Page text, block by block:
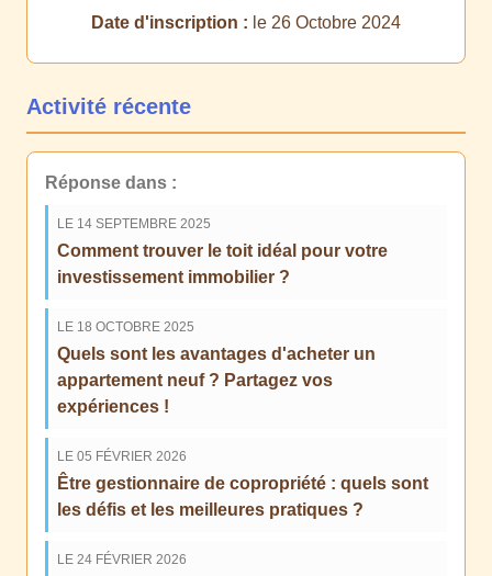
Date d'inscription : le 26 Octobre 2024
Activité récente
Réponse dans :
LE 14 SEPTEMBRE 2025
Comment trouver le toit idéal pour votre
investissement immobilier ?
LE 18 OCTOBRE 2025
Quels sont les avantages d'acheter un
appartement neuf ? Partagez vos
expériences !
LE 05 FÉVRIER 2026
Être gestionnaire de copropriété : quels sont
les défis et les meilleures pratiques ?
LE 24 FÉVRIER 2026